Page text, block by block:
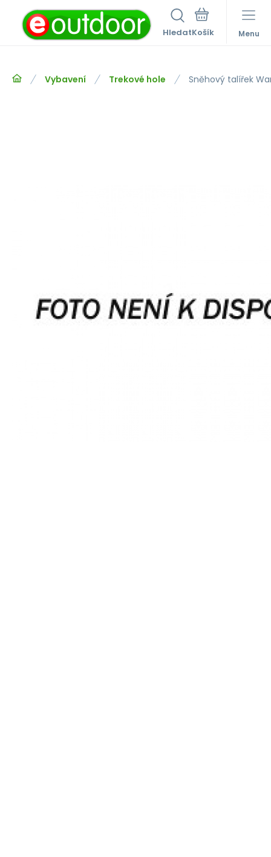
Hledat Menu
Vybavení Trekové hole Sněhový talířek